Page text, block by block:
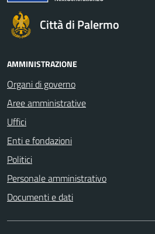
Città di Palermo
AMMINISTRAZIONE
Organi di governo
Aree amministrative
Uffici
Enti e fondazioni
Politici
Personale amministrativo
Documenti e dati